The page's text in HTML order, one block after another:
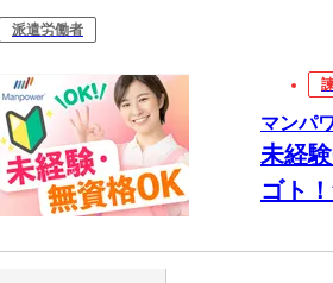
派遣労働者
マンパ
未経
ゴト